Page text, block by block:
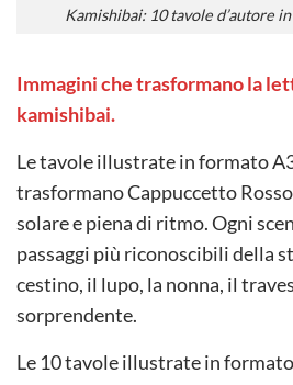
Kamishibai: 10 tavole d’autore
Immagini che trasformano la
kamishibai.
Le tavole illustrate in formato
trasformano Cappuccetto
solare e piena di ritmo. Ogni
passaggi più riconoscibili della
cestino, il lupo, la nonna, il
sorprendente.
Le 10 tavole illustrate in